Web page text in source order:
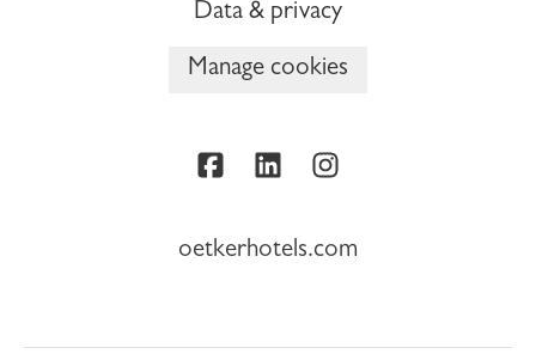
Data & privacy
Manage cookies
oetkerhotels.com